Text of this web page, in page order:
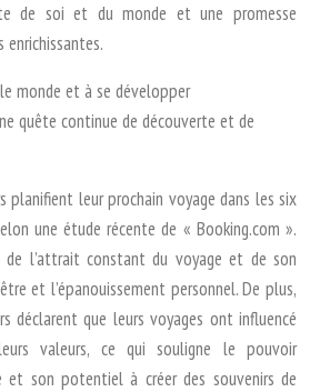
de soi et du monde et une promesse
enrichissantes.
monde et à se développer
quête continue de découverte et de
planifient leur prochain voyage dans les six
une étude récente de « Booking.com ».
l’attrait constant du voyage et de son
et l’épanouissement personnel. De plus,
déclarent que leurs voyages ont influencé
valeurs, ce qui souligne le pouvoir
et son potentiel à créer des souvenirs de